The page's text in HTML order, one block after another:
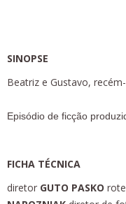
SINOPSE
Beatriz e Gustavo,
Episódio de ficção
FICHA TÉCNICA
diretor GUTO PASKO